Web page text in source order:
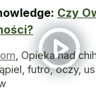
Czy
Opieka nad
futro, oczy,